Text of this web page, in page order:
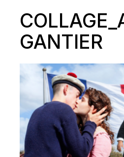
GANTIER